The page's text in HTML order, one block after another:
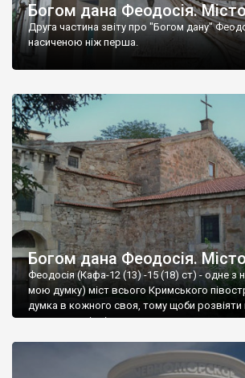
Богом дана Феодосія.
Друга частина звіту про "Богом дану"
насиченою ніж перша.
Богом дана Феодосія.
Феодосія (Кафа-12 (13) -15 (18) ст) - одне з
мою думку) міст всього Кримського
думка в кожного своя, тому щоби розвіяти
запрошую відвідати це